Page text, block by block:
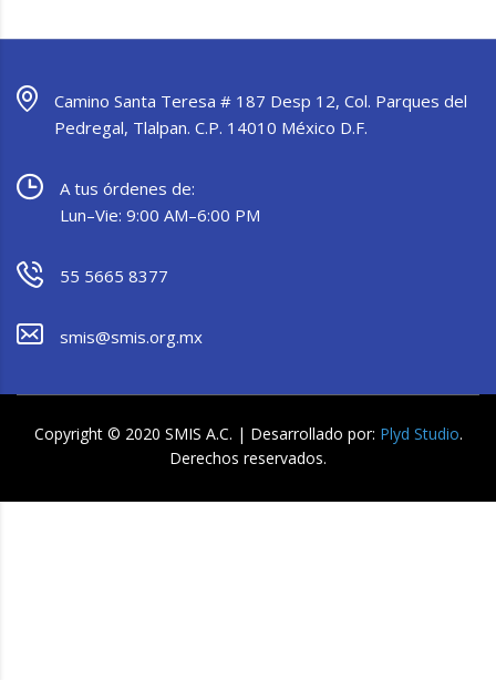
Camino Santa Teresa # 187 Desp 12, Col. Parques del
Pedregal, Tlalpan. C.P. 14010 México D.F.
A tus órdenes de:
Lun–Vie: 9:00 AM–6:00 PM
55 5665 8377
smis@smis.org.mx
Copyright © 2020 SMIS A.C. | Desarrollado por: Plyd Studio.
Derechos reservados.